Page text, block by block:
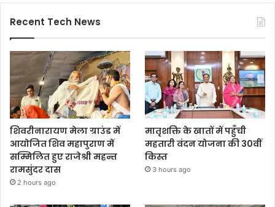
Recent Tech News
शिवरीनारायण मेला ग्राउंड में
आयोजित शिव महापुराण में
सम्मिलित हुए राजेश्री महन्त
रामसुंदर दास
2 hours ago
मातृशक्ति के खातों में पहुँची
महतारी वंदन योजना की 30वीं
किस्त
3 hours ago